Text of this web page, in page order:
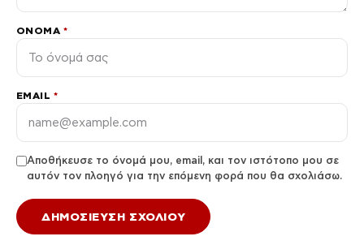
ΌΝΟΜΑ *
EMAIL *
Αποθήκευσε το όνομά μου, email, και τον ιστότοπο μου σε
αυτόν τον πλοηγό για την επόμενη φορά που θα σχολιάσω.